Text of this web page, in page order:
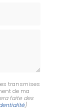
transmises
de ma
faite des
)